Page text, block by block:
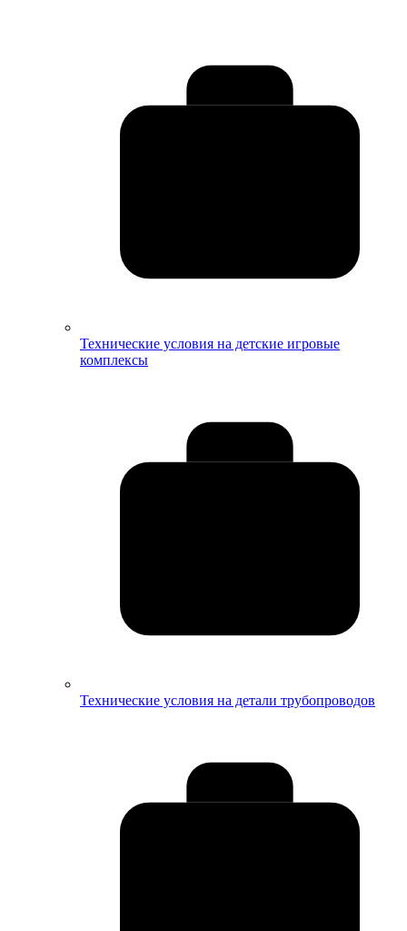
Технические условия на детские игровые
комплексы
Технические условия на детали трубопроводов